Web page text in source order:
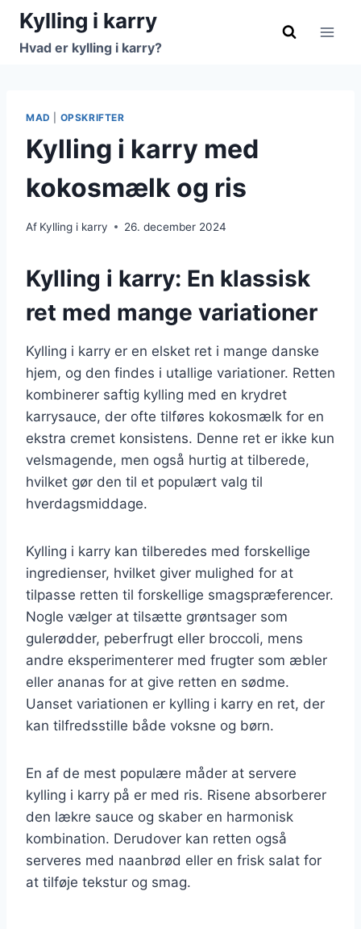
Fortsæt
indhold
Kylling i karry
Hvad er kylling i karry?
MAD OPSKRIFTER
Kylling i karry med
kokosmælk og ris
Af Kylling i karry 26. december 2024
Kylling i karry: En klassisk
ret med mange variationer
Kylling i karry er en elsket ret i mange danske
hjem, og den findes i utallige variationer. Retten
kombinerer saftig kylling med en krydret
karrysauce, der ofte tilføres kokosmælk for en
ekstra cremet konsistens. Denne ret er ikke kun
velsmagende, men også hurtig at tilberede,
hvilket gør den til et populært valg til
hverdagsmiddage.
Kylling i karry kan tilberedes med forskellige
ingredienser, hvilket giver mulighed for at
tilpasse retten til forskellige smagspræferencer.
Nogle vælger at tilsætte grøntsager som
gulerødder, peberfrugt eller broccoli, mens
andre eksperimenterer med frugter som æbler
eller ananas for at give retten en sødme.
Uanset variationen er kylling i karry en ret, der
kan tilfredsstille både voksne og børn.
En af de mest populære måder at servere
kylling i karry på er med ris. Risene absorberer
den lækre sauce og skaber en harmonisk
kombination. Derudover kan retten også
serveres med naanbrød eller en frisk salat for
at tilføje tekstur og smag.